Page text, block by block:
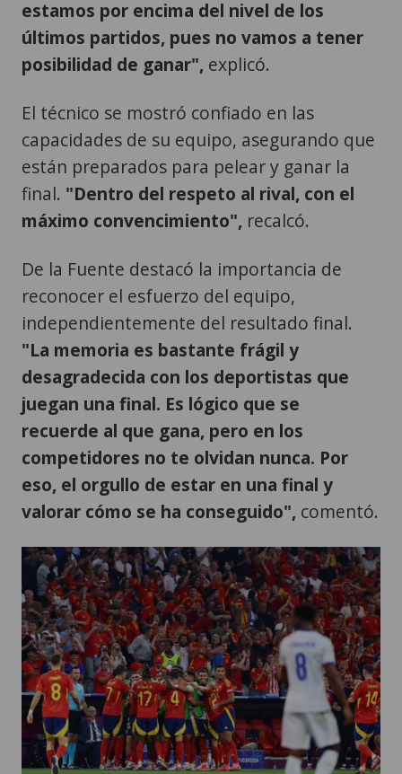
estamos por encima del nivel de los
últimos partidos, pues no vamos a tener
posibilidad de ganar", explicó.
El técnico se mostró confiado en las
capacidades de su equipo, asegurando que
están preparados para pelear y ganar la
final. "Dentro del respeto al rival, con el
máximo convencimiento", recalcó.
De la Fuente destacó la importancia de
reconocer el esfuerzo del equipo,
independientemente del resultado final.
"La memoria es bastante frágil y
desagradecida con los deportistas que
juegan una final. Es lógico que se
recuerde al que gana, pero en los
competidores no te olvidan nunca. Por
eso, el orgullo de estar en una final y
valorar cómo se ha conseguido", comentó.